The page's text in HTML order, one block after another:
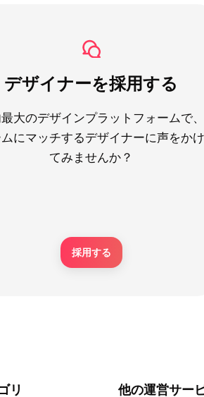
デザイナーを採用する
大のデザインプラットフォームで、
にマッチするデザイナーに声をかけ
てみませんか？
採用する
リ 他の運営サー